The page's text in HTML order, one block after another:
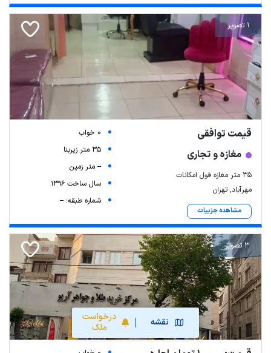
نقشه
درخواست
ملک
1 تصویر
قیمت توافقی
مغازه و تجاری
35 متر مغازه فول امکانات
مهرآباد, تهران
مشاهده جزییات
0 خواب
35 متر زیربنا
-- متر زمین
سال ساخت 1396
شماره طبقه: --
3 تصویر